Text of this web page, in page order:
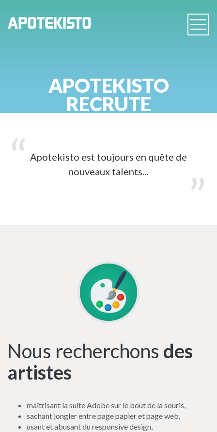
APOTEKISTO
APOTEKISTO
RECRUTE
Apotekisto est toujours en quête de
nouveaux talents...
Nous recherchons des
artistes
maîtrisant la suite Adobe sur le bout de la souris,
sachant jongler entre page papier et page web,
usant et abusant du responsive design,